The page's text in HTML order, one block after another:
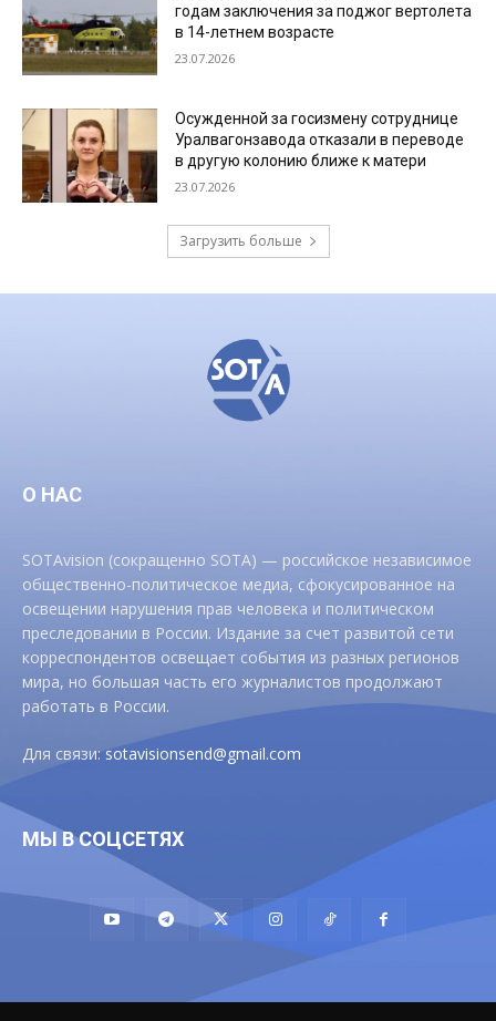
годам заключения за поджог вертолета
в 14-летнем возрасте
23.07.2026
Осужденной за госизмену сотруднице
Уралвагонзавода отказали в переводе
в другую колонию ближе к матери
23.07.2026
Загрузить больше
О НАС
SOTAvision (сокращенно SOTA) — российское независимое
общественно-политическое медиа, сфокусированное на
освещении нарушения прав человека и политическом
преследовании в России. Издание за счет развитой сети
корреспондентов освещает события из разных регионов
мира, но большая часть его журналистов продолжают
работать в России.
Для связи:sotavisionsend@gmail.com
МЫ В СОЦСЕТЯХ